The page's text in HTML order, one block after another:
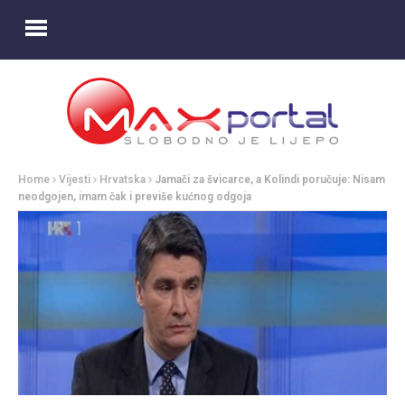
Home Vijesti Hrvatska
Jamači za švicarce, a Kolindi poručuje: Nisam
neodgojen, imam čak i previše kućnog odgoja